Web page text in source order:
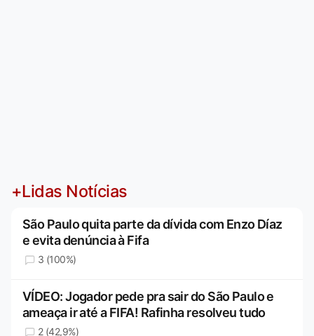
+Lidas Notícias
São Paulo quita parte da dívida com Enzo Díaz
e evita denúncia à Fifa
3 (100%)
VÍDEO: Jogador pede pra sair do São Paulo e
ameaça ir até a FIFA! Rafinha resolveu tudo
2 (42,9%)